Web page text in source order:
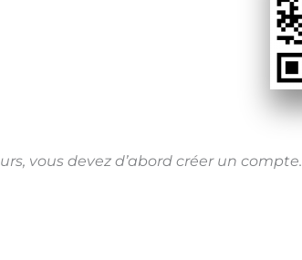
vous devez d’abord créer un compte.